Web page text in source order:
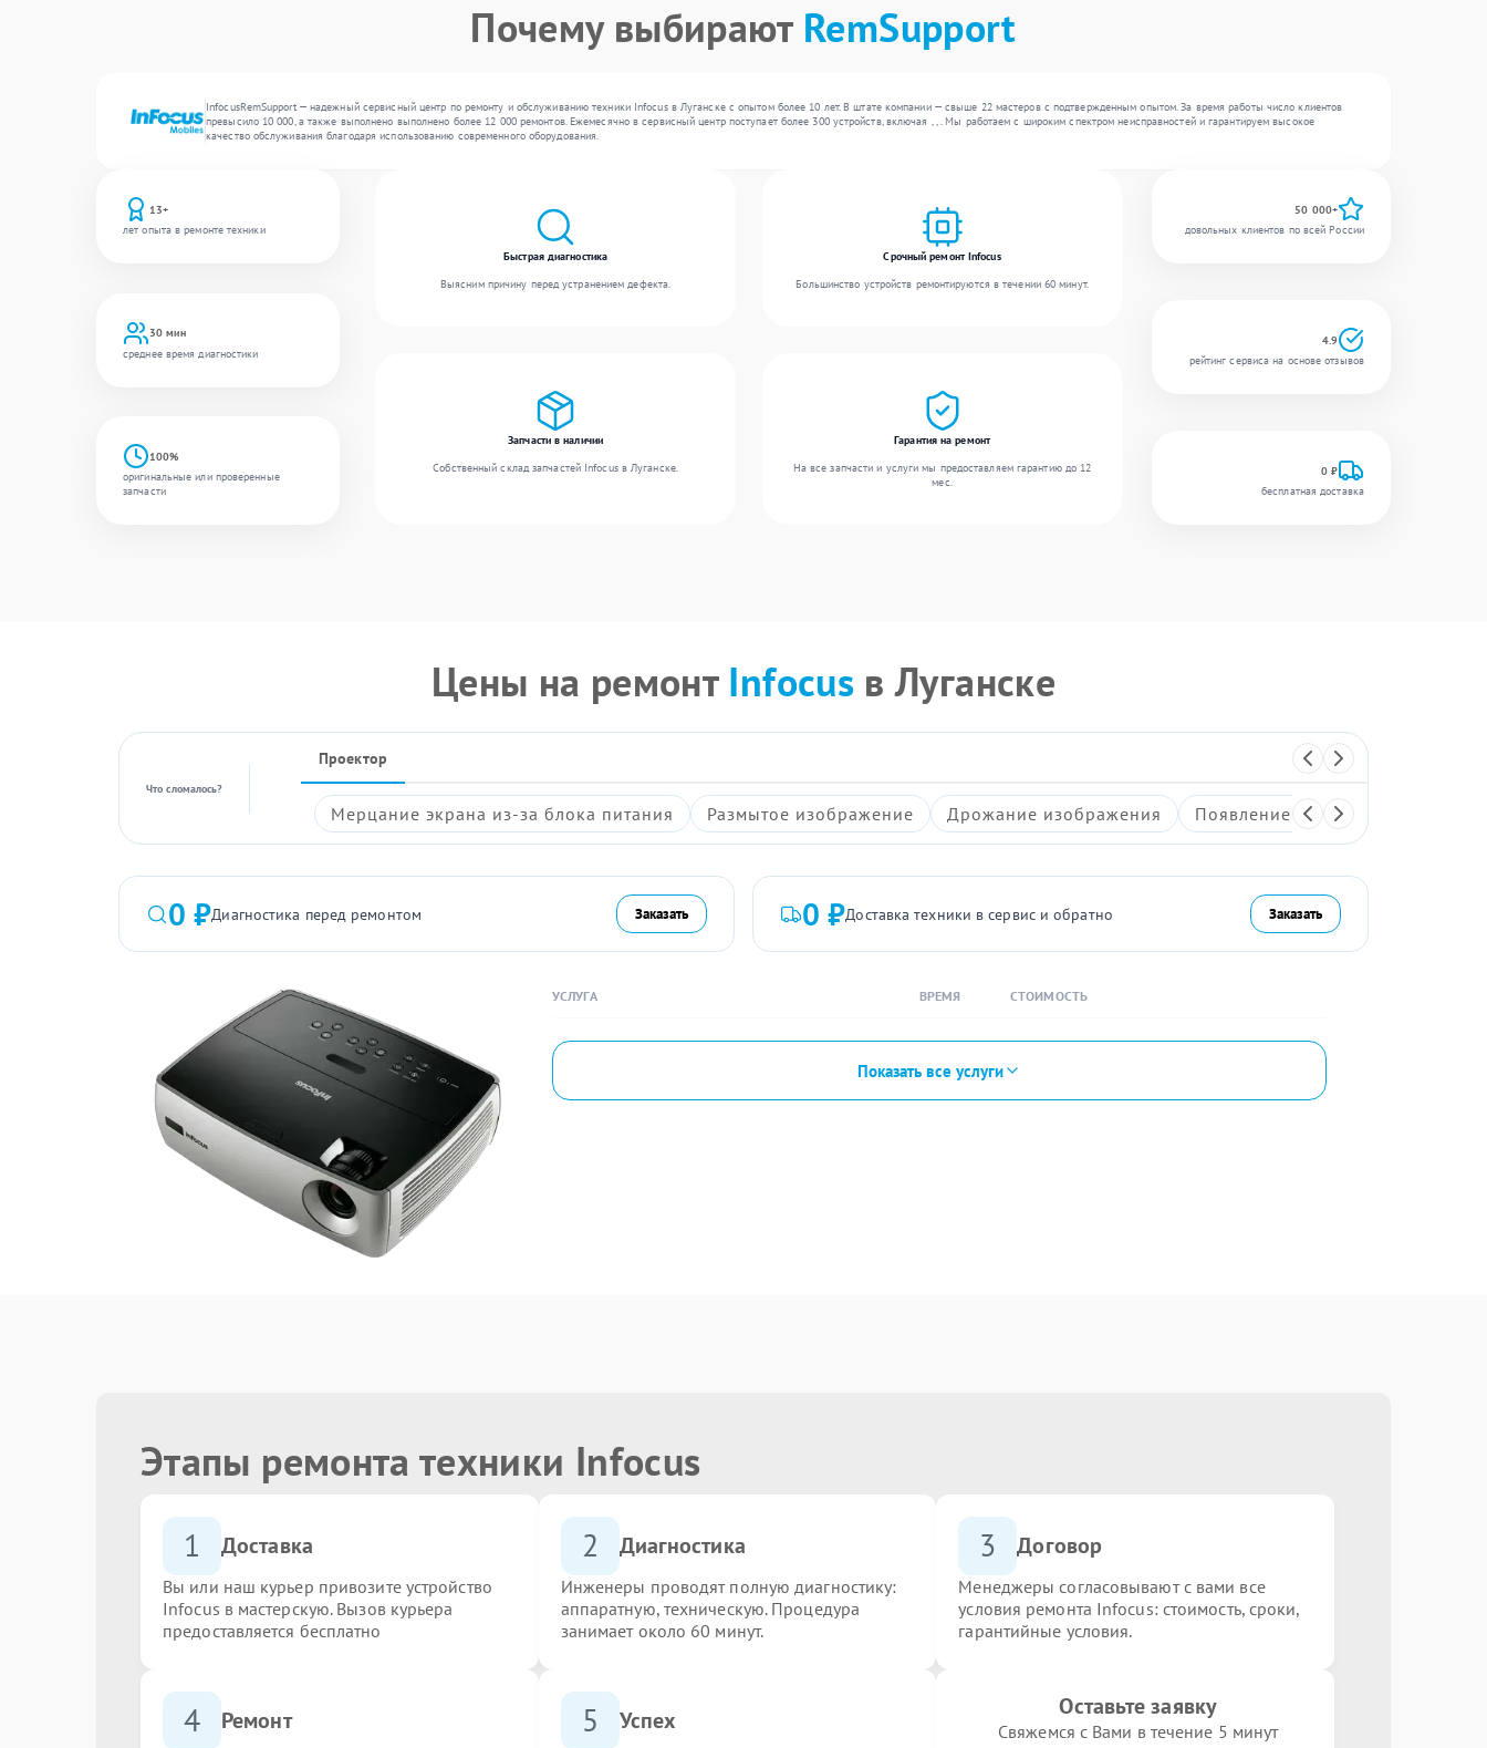
Почему выбирают RemSupport
InfocusRemSupport — надежный сервисный центр по ремонту и обслуживанию техники Infocus в Луганске с опытом более 10 лет. В штате компании — свыше 22 мастеров с подтвержденным опытом. За время работы число клиентов
превысило 10 000, а также выполнено выполнено более 12 000 ремонтов. Ежемесячно в сервисный центр поступает более 300 устройств, включая , , . Мы работаем с широким спектром неисправностей и гарантируем высокое
качество обслуживания благодаря использованию современного оборудования.
13+
лет опыта в ремонте техники
30 мин
среднее время диагностики
100%
оригинальные или проверенные
запчасти
Быстрая диагностика
Выясним причину перед устранением дефекта.
Срочный ремонт Infocus
Большинство устройств ремонтируются в течении 60 минут.
Запчасти в наличии
Собственный склад запчастей Infocus в Луганске.
Гарантия на ремонт
На все запчасти и услуги мы предоставляем гарантию до 12
мес.
50 000+
довольных клиентов по всей России
4.9
рейтинг сервиса на основе отзывов
0 ₽
бесплатная доставка
Цены на ремонт Infocusв Луганске
Что сломалось?
Проектор
Мерцание экрана из-за блока питания Размытое изображение Дрожание изображения Появление артефактов на
0 ₽Диагностика перед ремонтом Заказать 0 ₽Доставка техники в сервис и обратно Заказать
УСЛУГА ВРЕМЯ СТОИМОСТЬ
Показать все услуги
Этапы ремонта техники Infocus
1 Доставка
Вы или наш курьер привозите устройство
Infocus в мастерскую. Вызов курьера
предоставляется бесплатно
2 Диагностика
Инженеры проводят полную диагностику:
аппаратную, техническую. Процедура
занимает около 60 минут.
3 Договор
Менеджеры согласовывают с вами все
условия ремонта Infocus: стоимость, сроки,
гарантийные условия.
4 Ремонт 5 Успех
Оставьте заявку
Свяжемся с Вами в течение 5 минут